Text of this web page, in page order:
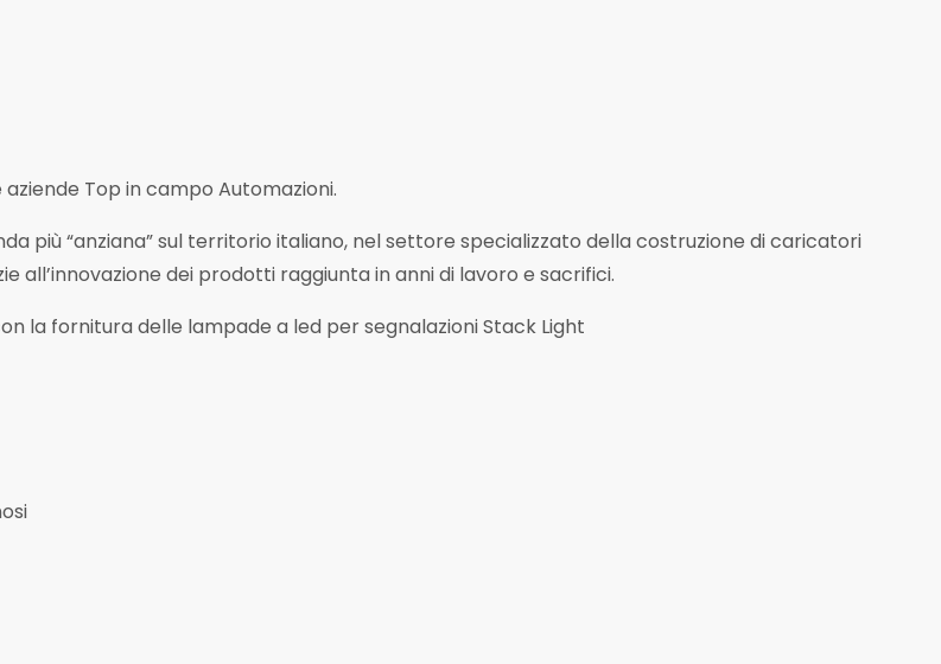
Top in campo Automazioni.
più “anziana” sul territorio italiano, nel settore specializzato della costruzione di caricatori
all’innovazione dei prodotti raggiunta in anni di lavoro e sacrifici.
la fornitura delle lampade a led per segnalazioni Stack Light